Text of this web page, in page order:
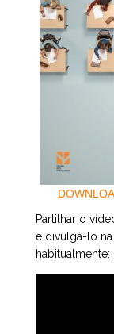
Partilhar o
e divulgá-lo
habitualmente: